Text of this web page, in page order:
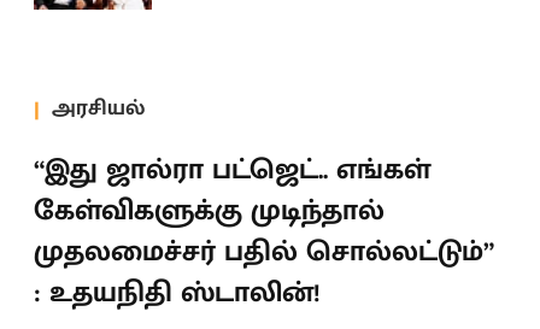
அரசியல்
“இது ஜால்ரா பட்ஜெட்.. எங்கள்
கேள்விகளுக்கு முடிந்தால்
முதலமைச்சர் பதில் சொல்லட்டும்”
: உதயநிதி ஸ்டாலின்!